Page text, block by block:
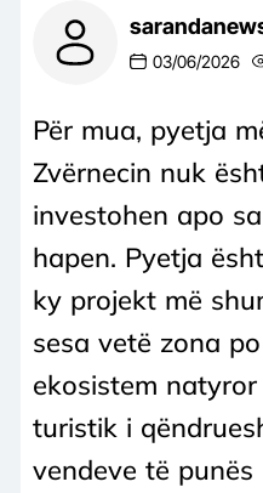
03/06/2026
Për mua, pyetja
Zvërnecin nuk
investohen apo
hapen. Pyetja
ky projekt më
sesa vetë zona
ekosistem
turistik i
vendeve të